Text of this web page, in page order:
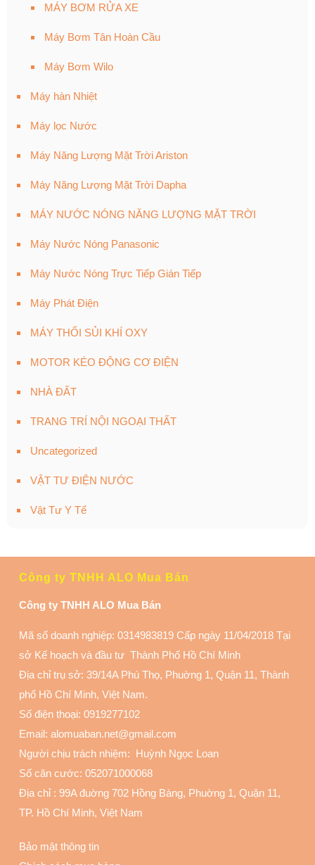
MÁY BƠM RỬA XE
Máy Bơm Tân Hoàn Cầu
Máy Bơm Wilo
Máy hàn Nhiệt
Máy lọc Nước
Máy Năng Lượng Mặt Trời Ariston
Máy Năng Lượng Mặt Trời Dapha
MÁY NƯỚC NÓNG NĂNG LƯỢNG MẶT TRỜI
Máy Nước Nóng Panasonic
Máy Nước Nóng Trực Tiếp Gián Tiếp
Máy Phát Điện
MÁY THỔI SỦI KHÍ OXY
MOTOR KÉO ĐỘNG CƠ ĐIỆN
NHÀ ĐẤT
TRANG TRÍ NỘI NGOẠI THẤT
Uncategorized
VẬT TƯ ĐIỆN NƯỚC
Vật Tư Y Tế
Công ty TNHH ALO Mua Bán
Công ty TNHH ALO Mua Bán
Mã số doanh nghiệp: 0314983819 Cấp ngày 11/04/2018 Tại
sở Kế hoạch và đầu tư Thành Phố Hồ Chí Minh
Địa chỉ trụ sở: 39/14A Phú Thọ, Phuờng 1, Quận 11, Thành
phố Hồ Chí Minh, Việt Nam.
Số điện thoại: 0919277102
Email: alomuaban.net@gmail.com
Người chịu trách nhiệm: Huỳnh Ngọc Loan
Số căn cước: 052071000068
Địa chỉ : 99A đuờng 702 Hồng Bàng, Phuờng 1, Quận 11,
TP. Hồ Chí Minh, Việt Nam
Bảo mật thông tin